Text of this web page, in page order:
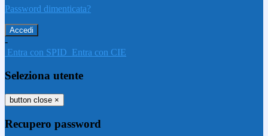
Password dimenticata?
-
Entra con SPID Entra con CIE
Seleziona utente
button close ×
Recupero password